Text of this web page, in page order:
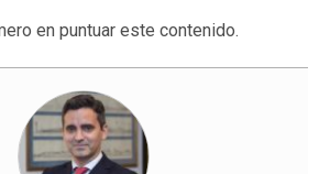
en puntuar este contenido.